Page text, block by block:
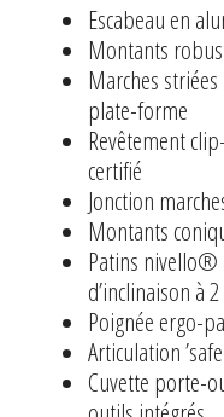
Escabeau en
Montants
Marches
plate-forme
Revêtement
certifié
Jonction
Montants
Patins nivello®
d’inclinaison à
Poignée ergo-
Articulation
Cuvette porte-